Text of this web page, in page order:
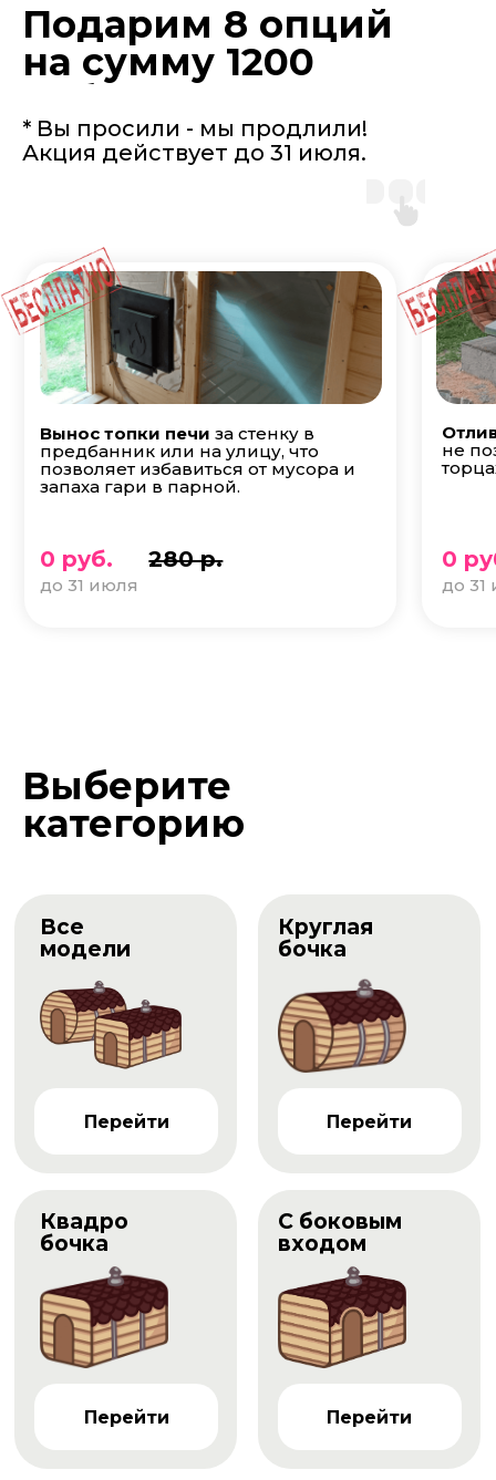
Подарим 8 опций
на сумму 1200
руб.
* Вы просили - мы продлили!
Акция действует до 31 июля.
не
Вынос топки печи за стенку в
предбанник или на улицу, что
позволяет избавиться от мусора и
запаха гари в парной.
до 31 июля
0 руб. 280 р. 0
до 31
Выберите
категорию
Все
модели
Перейти
Круглая
бочка
Перейти
Квадро
бочка
Перейти
С боковым
входом
Перейти